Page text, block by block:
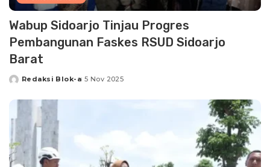
Wabup Sidoarjo Tinjau Progres
Pembangunan Faskes RSUD Sidoarjo
Barat
Posted
Redaksi Blok-a 5 Nov 2025